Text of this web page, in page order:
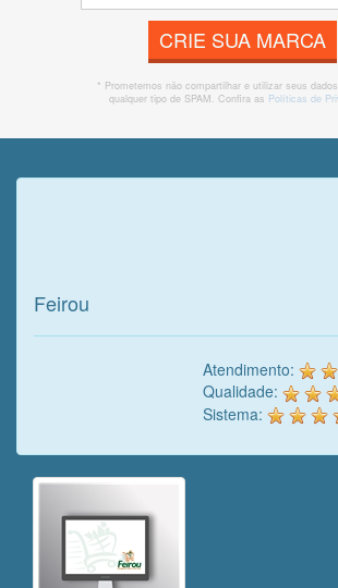
CRIE SUA MARCA
* Prometemos não compartilhar e utilizar seus
qualquer tipo de SPAM. Confira as Políticas de
Feirou
Atendimento:
Qualidade:
Sistema: